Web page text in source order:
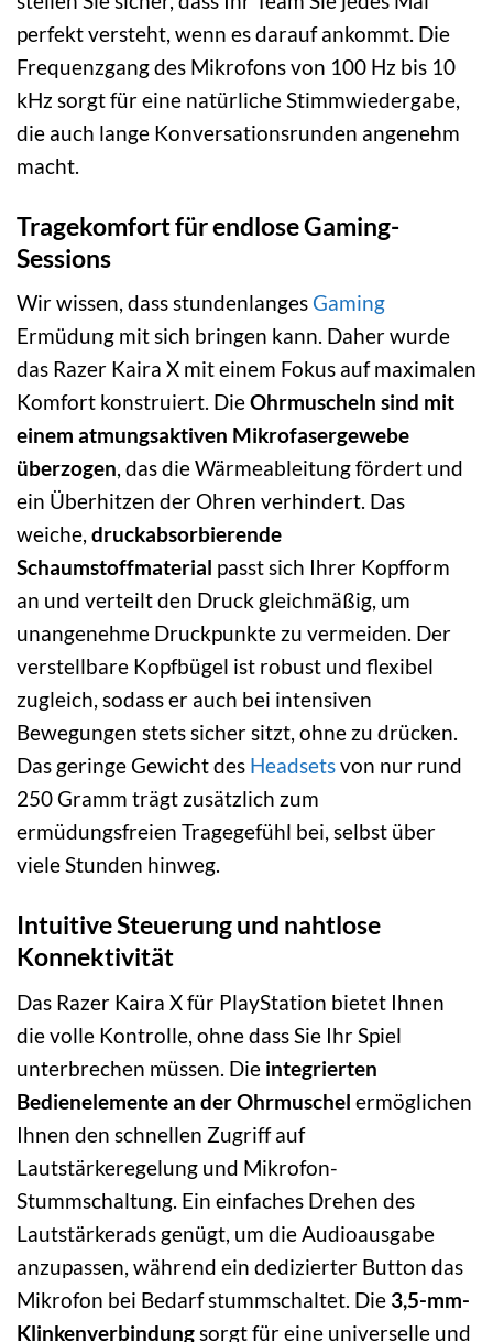
perfekt versteht, wenn es darauf ankommt. Die
Frequenzgang des Mikrofons von 100 Hz bis 10
kHz sorgt für eine natürliche Stimmwiedergabe,
die auch lange Konversationsrunden angenehm
macht.
Tragekomfort für endlose Gaming-
Sessions
Wir wissen, dass stundenlanges Gaming
Ermüdung mit sich bringen kann. Daher wurde
das Razer Kaira X mit einem Fokus auf maximalen
Komfort konstruiert. DieOhrmuscheln sind mit
einem atmungsaktiven Mikrofasergewebe
überzogen, das die Wärmeableitung fördert und
ein Überhitzen der Ohren verhindert. Das
weiche, druckabsorbierende
Schaumstoffmaterial passt sich Ihrer Kopfform
an und verteilt den Druck gleichmäßig, um
unangenehme Druckpunkte zu vermeiden. Der
verstellbare Kopfbügel ist robust und flexibel
zugleich, sodass er auch bei intensiven
Bewegungen stets sicher sitzt, ohne zu drücken.
Das geringe Gewicht des Headsetsvon nur rund
250 Gramm trägt zusätzlich zum
ermüdungsfreien Tragegefühl bei, selbst über
viele Stunden hinweg.
Intuitive Steuerung und nahtlose
Konnektivität
Das Razer Kaira X für PlayStation bietet Ihnen
die volle Kontrolle, ohne dass Sie Ihr Spiel
unterbrechen müssen. Die integrierten
Bedienelemente an der Ohrmuschel ermöglichen
Ihnen den schnellen Zugriff auf
Lautstärkeregelung und Mikrofon-
Stummschaltung. Ein einfaches Drehen des
Lautstärkerads genügt, um die Audioausgabe
anzupassen, während ein dedizierter Button das
Mikrofon bei Bedarf stummschaltet. Die 3,5-mm-
Klinkenverbindung sorgt für eine universelle und